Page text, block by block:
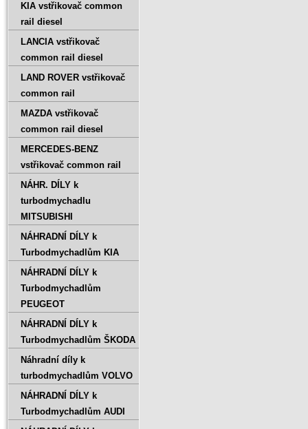
KIA vstřikovač common
rail diesel
LANCIA vstřikovač
common rail diesel
LAND ROVER vstřikovač
common rail
MAZDA vstřikovač
common rail diesel
MERCEDES-BENZ
vstřikovač common rail
NÁHR. DÍLY k
turbodmychadlu
MITSUBISHI
NÁHRADNÍ DÍLY k
Turbodmychadlům KIA
NÁHRADNÍ DÍLY k
Turbodmychadlům
PEUGEOT
NÁHRADNÍ DÍLY k
Turbodmychadlům ŠKODA
Náhradní díly k
turbodmychadlům VOLVO
NÁHRADNÍ DÍLY k
Turbodmychadlům AUDI